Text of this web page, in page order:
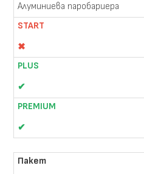
Алуминиева паробариера
✖
✔
✔